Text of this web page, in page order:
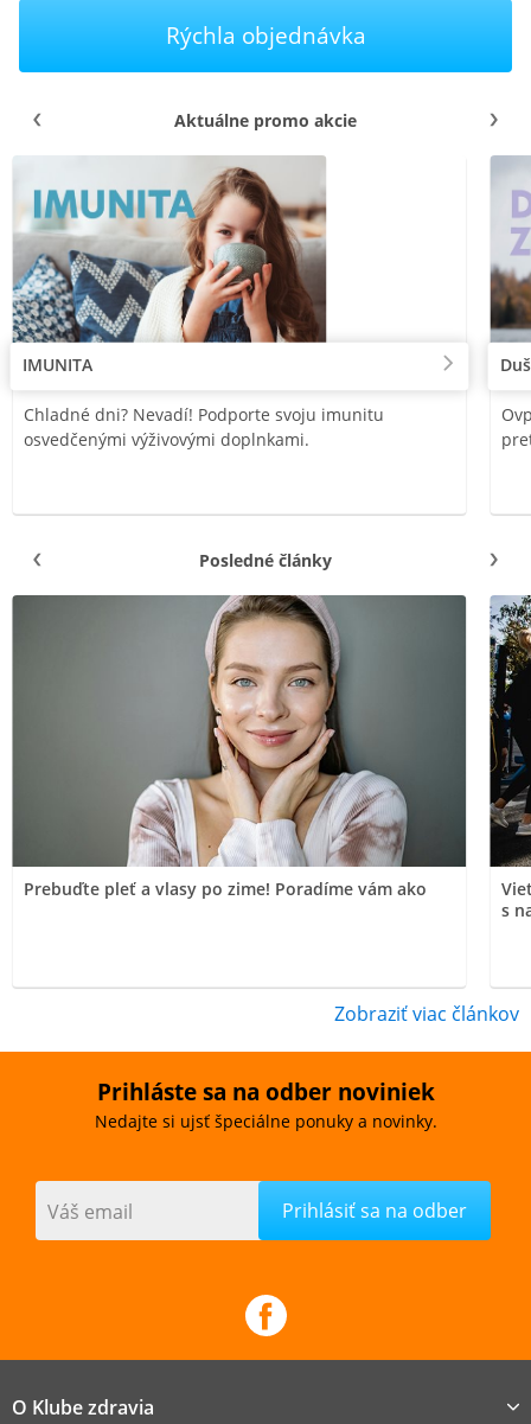
Rýchla objednávka
Aktuálne promo akcie
IMUNITA
Chladné dni? Nevadí! Podporte svoju imunitu
osvedčenými výživovými doplnkami.
Posledné články
Prebuďte pleť a vlasy po zime! Poradíme vám ako
s
Zobraziť viac článkov
Prihláste sa na odber noviniek
Nedajte si ujsť špeciálne ponuky a novinky.
Váš email
O Klube zdravia